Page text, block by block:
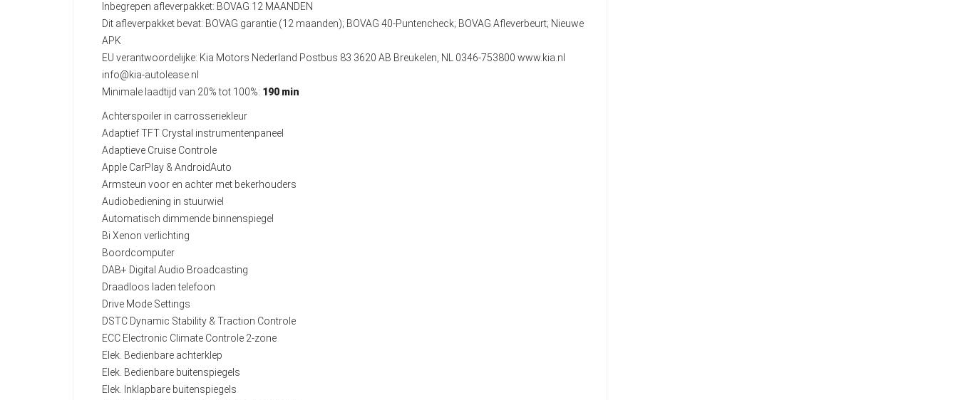
Inbegrepen afleverpakket: BOVAG 12 MAANDEN
Dit afleverpakket bevat: BOVAG garantie (12 maanden); BOVAG 40-Puntencheck; BOVAG Afleverbeurt; Nieuwe
APK
EU verantwoordelijke: Kia Motors Nederland Postbus 83 3620 AB Breukelen, NL 0346-753800 www.kia.nl
info@kia-autolease.nl
Minimale laadtijd van 20% tot 100%: 190 min
Achterspoiler in carrosseriekleur
Adaptief TFT Crystal instrumentenpaneel
Adaptieve Cruise Controle
Apple CarPlay & AndroidAuto
Armsteun voor en achter met bekerhouders
Audiobediening in stuurwiel
Automatisch dimmende binnenspiegel
Bi Xenon verlichting
Boordcomputer
DAB+ Digital Audio Broadcasting
Draadloos laden telefoon
Drive Mode Settings
DSTC Dynamic Stability & Traction Controle
ECC Electronic Climate Controle 2-zone
Elek. Bedienbare achterklep
Elek. Bedienbare buitenspiegels
Elek. Inklapbare buitenspiegels